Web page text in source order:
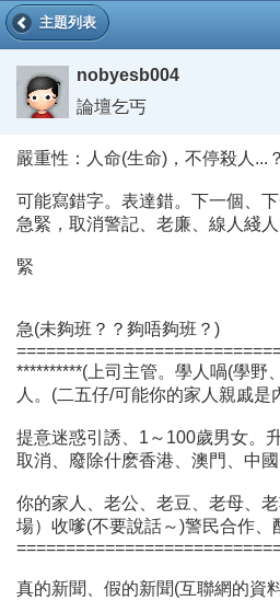
主題列表
nobyesb004
論壇乞丐
嚴重性：人命(生命)，不停殺人...
可能寫錯字。表達錯。下一個、
急緊，取消警記、老廉、線人綫
緊
急(未夠班？？夠唔夠班？)
**********(上司主管。學人喎(學野
人。(二五仔/可能你的家人親戚是
提意迷惑引誘、1～100歲男女。
取消、廢除什麽香港、澳門、中
你的家人、老公、老豆、老母、
場）收嗲(不要說話～)警民合作
真的新聞、假的新聞(互聯網的資